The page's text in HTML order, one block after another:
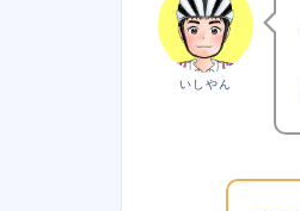
いしやん